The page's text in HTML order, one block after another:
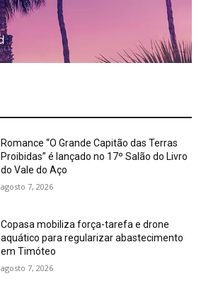
Romance “O Grande Capitão das Terras
Proibidas” é lançado no 17º Salão do Livro
do Vale do Aço
agosto 7, 2026
Copasa mobiliza força-tarefa e drone
aquático para regularizar abastecimento
em Timóteo
agosto 7, 2026